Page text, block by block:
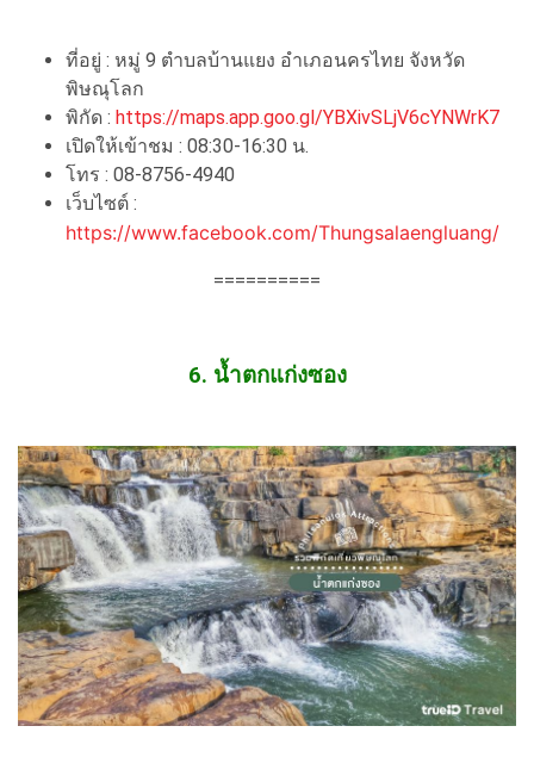
ที่อยู่ : หมู่ 9 ตำบลบ้านแยง อำเภอนครไทย จังหวัด
พิษณุโลก
พิกัด : https://maps.app.goo.gl/YBXivSLjV6cYNWrK7
เปิดให้เข้าชม : 08:30-16:30 น.
โทร : 08-8756-4940
เว็บไซต์ :
https://www.facebook.com/Thungsalaengluang/
==========
6. น้ำตกแก่งซอง